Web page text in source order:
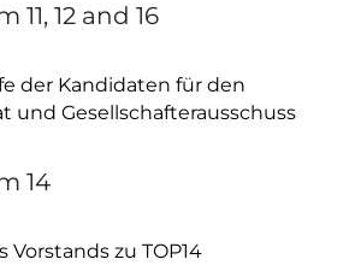
12 and 16
der Kandidaten für den
und Gesellschafterausschuss
14
Vorstands zu TOP14